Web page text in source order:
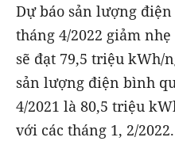
Dự báo sản lượng
tháng 4/2022 giảm
sẽ đạt 79,5 triệu kWh/
sản lượng điện bình
4/2021 là 80,5 triệu
với các tháng 1, 2/